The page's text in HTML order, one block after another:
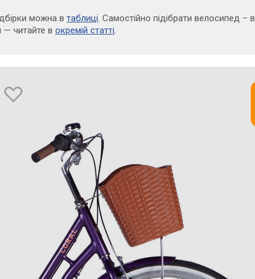
можна в таблиці. Самостійно підібрати велосипед – в
— читайте в окремій статті.